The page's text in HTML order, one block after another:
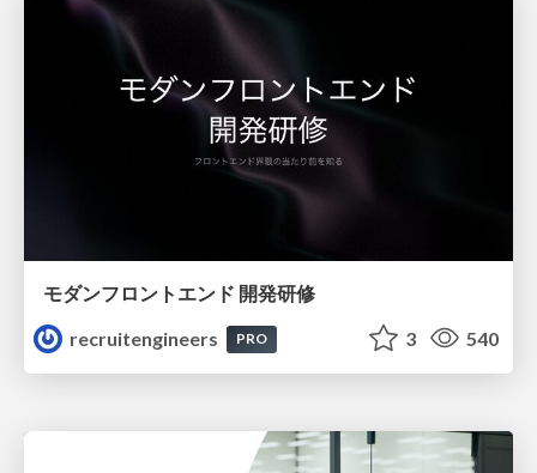
モダンフロントエンド 開発研修
recruitengineers
PRO 3 540